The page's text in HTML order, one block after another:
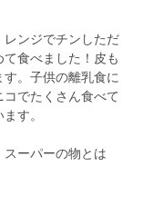
レンジでチンしただ
食べました！皮も
。子供の離乳食に
でたくさん食べて
す。
スーパーの物とは